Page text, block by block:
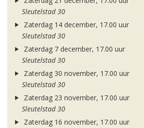
Sleutelstad 30
Zaterdag 14 december, 17.00 uur
Sleutelstad 30
Zaterdag 7 december, 17.00 uur
Sleutelstad 30
Zaterdag 30 november, 17.00 uur
Sleutelstad 30
Zaterdag 23 november, 17.00 uur
Sleutelstad 30
Zaterdag 16 november, 17.00 uur